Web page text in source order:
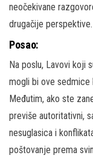
neočekivane
drugačije perspektive.
Posao:
Na poslu, Lavovi koji
mogli bi ove sedmice
Međutim, ako ste
previše autoritativni,
nesuglasica i
poštovanje prema